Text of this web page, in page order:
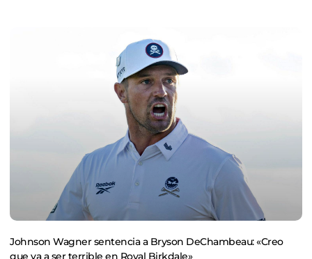
Johnson Wagner sentencia a Bryson DeChambeau: «Creo
que va a ser terrible en Royal Birkdale»